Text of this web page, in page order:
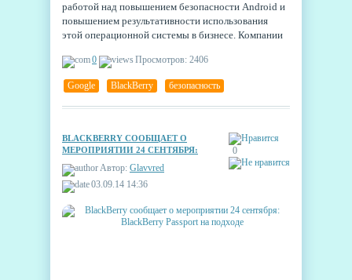
работой над повышением безопасности Android и
повышением результативности использования
этой операционной системы в бизнесе. Компании
BES12 и системой безопасности в Android 5.0
Lollipop.
0 Просмотров: 2406
Google BlackBerry безопасность
0
BLACKBERRY СООБЩАЕТ О
МЕРОПРИЯТИИ 24 СЕНТЯБРЯ:
ПОДХОДЕАвтор: Glavvred
03.09.14 14:36